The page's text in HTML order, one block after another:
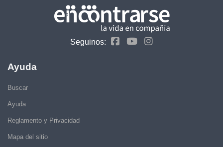
Seguinos:
Ayuda
Buscar
Ayuda
Reglamento y Privacidad
Mapa del sitio